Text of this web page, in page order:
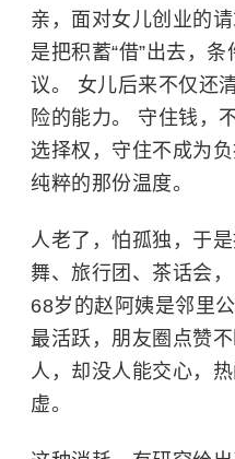
亲，面对女儿创业的
是把积蓄“借”出去，
议。 女儿后来不仅还
险的能力。 守住钱，
选择权，守住不成为
纯粹的那份温度。
人老了，怕孤独，于
舞、旅行团、茶话会
68岁的赵阿姨是邻里
最活跃，朋友圈点赞
人，却没人能交心，
虚。